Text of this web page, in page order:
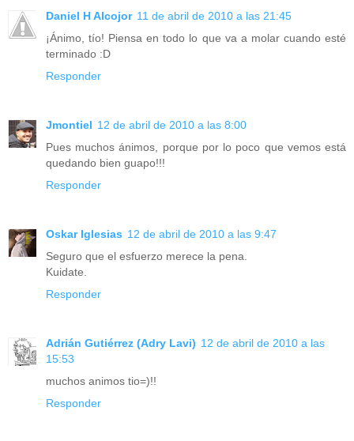
Daniel H Alcojor 11 de abril de 2010 a las 21:45
¡Ánimo, tío! Piensa en todo lo que va a molar cuando esté
terminado :D
Responder
Jmontiel 12 de abril de 2010 a las 8:00
Pues muchos ánimos, porque por lo poco que vemos está
quedando bien guapo!!!
Responder
Oskar Iglesias 12 de abril de 2010 a las 9:47
Seguro que el esfuerzo merece la pena.
Kuidate.
Responder
Adrián Gutiérrez (Adry Lavi) 12 de abril de 2010 a las
15:53
muchos animos tio=)!!
Responder